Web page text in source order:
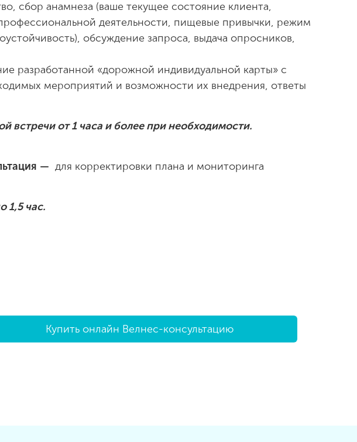
сбор анамнеза (ваше текущее состояние клиента,
деятельности, пищевые привычки, режим
обсуждение запроса, выдача опросников,
разработанной «дорожной индивидуальной карты» с
мероприятий и возможности их внедрения, ответы
встречиот 1 часа и более при необходимости.
— для корректировки плана и мониторинга
1,5 час.
Купить онлайн Велнес-консультацию